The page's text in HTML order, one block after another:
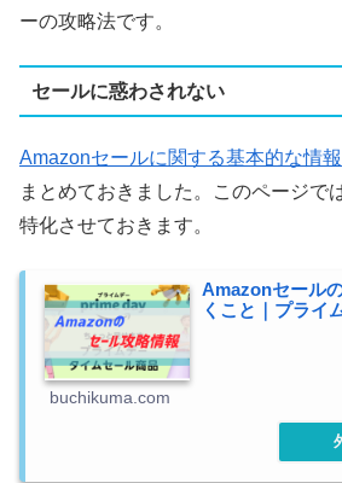
ーの攻略法です。
セールに惑わされない
Amazonセールに関する基本的な情報
まとめておきました。このページで
特化させておきます。
Amazonセール
くこと｜プライ
buchikuma.com